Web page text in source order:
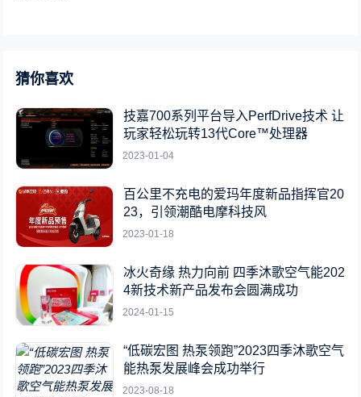
猜你喜欢
技嘉700系列平台导入PerfDrive技术 让
玩家轻松玩转13代Core™处理器
2023-01-04
百公里不充电的爱玛年度新品指挥官20
23，引领潮酷电摩科技风
2023-01-18
冰火奇缘 热力向前 四季沐歌空气能202
4新技术新产品发布会圆满成功
2024-01-15
“低碳宏图 热泵领跑”2023四季沐歌空气
能热泵发展峰会成功举行
2023-08-18